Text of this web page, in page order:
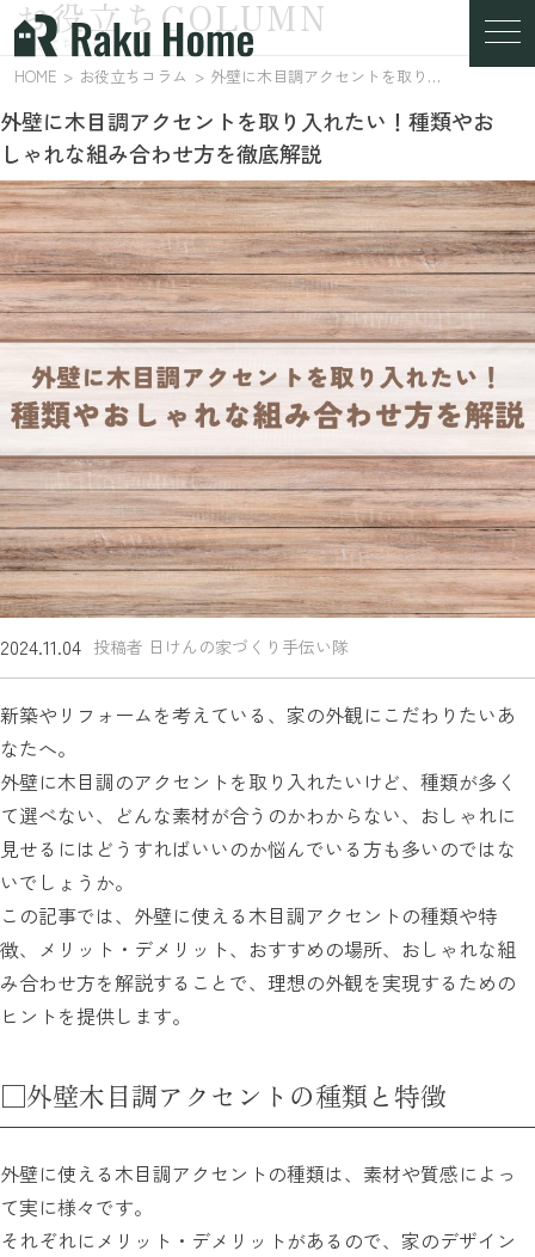
お役立ちコラム
お役立ちCOLUMN
HOME お役立ちコラム 外壁に木目調アクセントを取り入れたい！種類やおしゃれな組み合わせ方を徹底解説
外壁に木目調アクセントを取り入れたい！種類やお
しゃれな組み合わせ方を徹底解説
2024.11.04 投稿者 日けんの家づくり手伝い隊
新築やリフォームを考えている、家の外観にこだわりたいあ
なたへ。
外壁に木目調のアクセントを取り入れたいけど、種類が多く
て選べない、どんな素材が合うのかわからない、おしゃれに
見せるにはどうすればいいのか悩んでいる方も多いのではな
いでしょうか。
この記事では、外壁に使える木目調アクセントの種類や特
徴、メリット・デメリット、おすすめの場所、おしゃれな組
み合わせ方を解説することで、理想の外観を実現するための
ヒントを提供します。
□外壁木目調アクセントの種類と特徴
外壁に使える木目調アクセントの種類は、素材や質感によっ
て実に様々です。
それぞれにメリット・デメリットがあるので、家のデザイン